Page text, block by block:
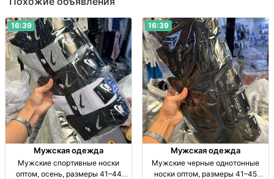
16:39
Мужская одежда
Мужские спортивные носки
оптом, осень, размеры 41–44
16:39
Мужская одежда
Мужские черные однотонные
носки оптом, размеры 41–45